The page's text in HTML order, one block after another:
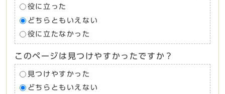
役に立った
どちらともいえない
役に立たなかった
このページは見つけやすかったですか？
見つけやすかった
どちらともいえない